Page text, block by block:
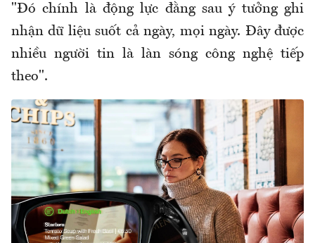
"Đó chính là động lực đằng sau ý tưởng ghi
nhận dữ liệu suốt cả ngày, mọi ngày. Đây được
nhiều người tin là làn sóng công nghệ tiếp
theo".